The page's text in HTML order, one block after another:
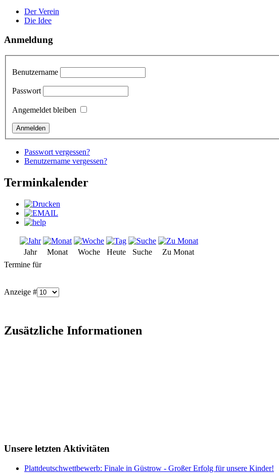
Der Verein
Die Idee
Anmeldung
Benutzername
Passwort
Angemeldet bleiben
Passwort vergessen?
Benutzername vergessen?
Terminkalender
Jahr Monat Woche Heute Suche
Zu Monat
Termine für
Anzeige #
Zusätzliche Informationen
Unsere letzten Aktivitäten
Plattdeutschwettbewerb: Finale in Güstrow - Großer Erfolg für unsere Kinder!